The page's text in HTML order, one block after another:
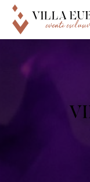
Main